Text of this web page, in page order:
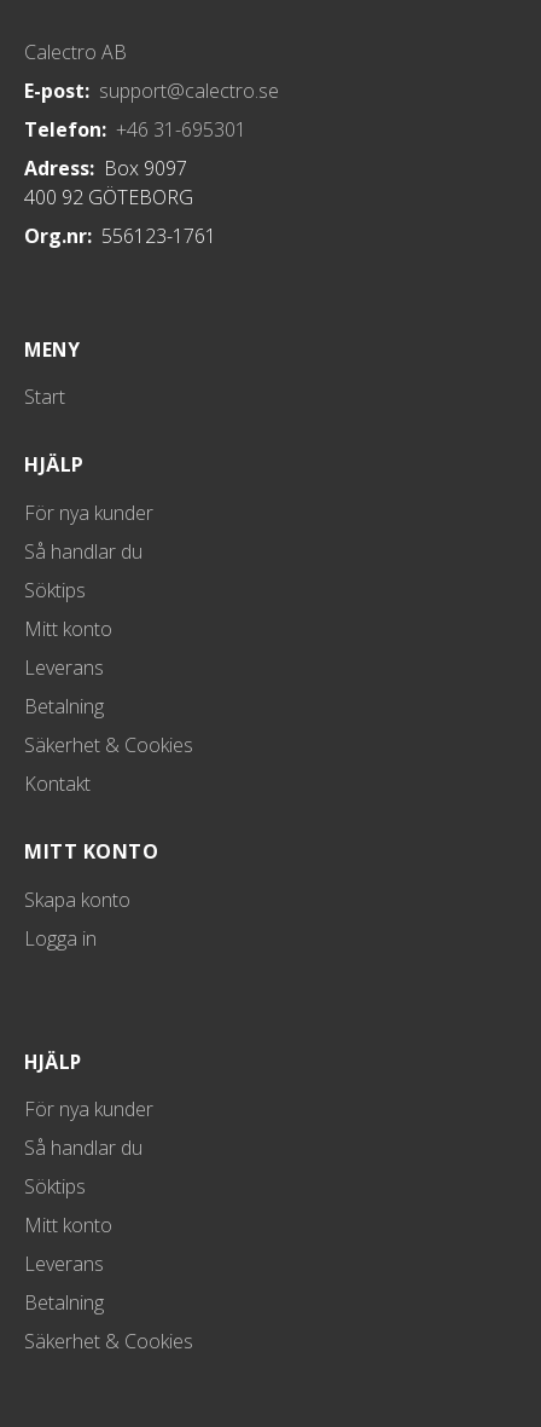
Calectro AB
E-post: support@calectro.se
Telefon: +46 31-695301
Adress: Box 9097
400 92 GÖTEBORG
Org.nr: 556123-1761
MENY
Start
HJÄLP
För nya kunder
Så handlar du
Söktips
Mitt konto
Leverans
Betalning
Säkerhet & Cookies
Kontakt
MITT KONTO
Skapa konto
Logga in
HJÄLP
För nya kunder
Så handlar du
Söktips
Mitt konto
Leverans
Betalning
Säkerhet & Cookies